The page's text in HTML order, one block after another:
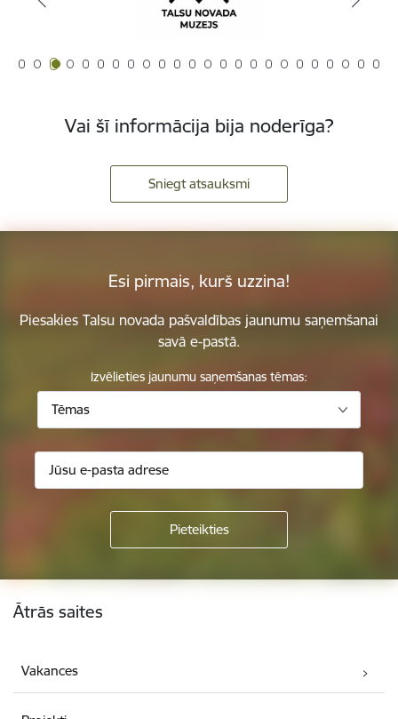
Vai šī informācija bija noderīga?
Sniegt atsauksmi
Esi pirmais, kurš uzzina!
Piesakies Talsu novada pašvaldības jaunumu saņemšanai
savā e-pastā.
Izvēlieties jaunumu saņemšanas tēmas:
Tēmas
Kājene
Ātrās saites
Vakances